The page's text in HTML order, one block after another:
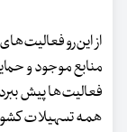
از این‌رو
منابع موجود و
فعالیت‌ها پیش
همه تسهیلات